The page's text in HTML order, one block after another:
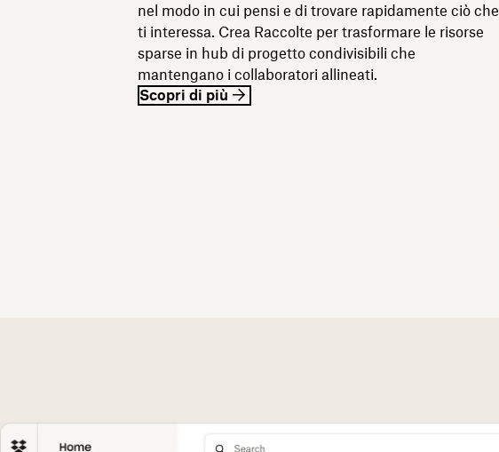
nel modo in cui pensi e di trovare rapidamente ciò che
ti interessa. Crea Raccolte per trasformare le risorse
sparse in hub di progetto condivisibili che
mantengano i collaboratori allineati.
Scopri di più